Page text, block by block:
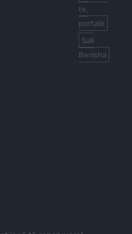
tv,
portale
Sali
Berisha